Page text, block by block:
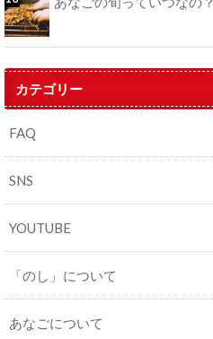
カテゴリー
FAQ
SNS
YOUTUBE
「のし」について
あなごについて